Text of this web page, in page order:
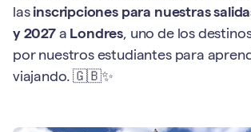
las inscripciones para nuestras
y 2027a Londres, uno de los
por nuestros estudiantes para
viajando. 🇬🇧✨